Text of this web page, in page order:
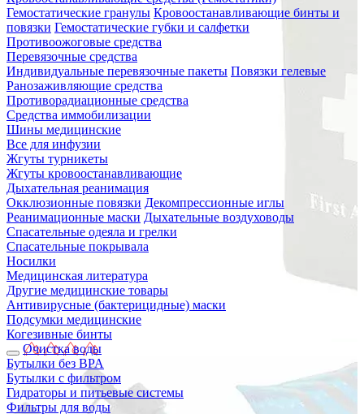
Гемостатические гранулы Кровоостанавливающие бинты и
повязки Гемостатические губки и салфетки
Противоожоговые средства
Перевязочные средства
Индивидуальные перевязочные пакеты Повязки гелевые
Ранозаживляющие средства
Противорадиационные средства
Средства иммобилизации
Шины медицинские
Все для инфузии
Жгуты турникеты
Жгуты кровоостанавливающие
Дыхательная реанимация
Окклюзионные повязки Декомпрессионные иглы
Реанимационные маски Дыхательные воздуховоды
Спасательные одеяла и грелки
Спасательные покрывала
Носилки
Медицинская литература
Другие медицинские товары
Антивирусные (бактерицидные) маски
Подсумки медицинские
Когезивные бинты
Очистка воды
Бутылки без BPA
Бутылки с фильтром
Гидраторы и питьевые системы
Фильтры для воды